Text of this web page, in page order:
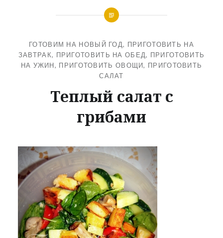
ГОТОВИМ НА НОВЫЙ ГОД, ПРИГОТОВИТЬ НА
ЗАВТРАК, ПРИГОТОВИТЬ НА ОБЕД, ПРИГОТОВИТЬ
НА УЖИН, ПРИГОТОВИТЬ ОВОЩИ, ПРИГОТОВИТЬ
САЛАТ
Теплый салат с
грибами